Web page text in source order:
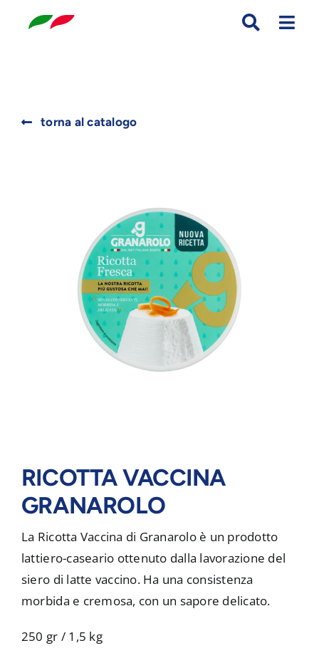
torna al catalogo
RICOTTA VACCINA
GRANAROLO
La Ricotta Vaccina di Granarolo è un prodotto
lattiero-caseario ottenuto dalla lavorazione del
siero di latte vaccino. Ha una consistenza
morbida e cremosa, con un sapore delicato.
250 gr / 1,5 kg
for: